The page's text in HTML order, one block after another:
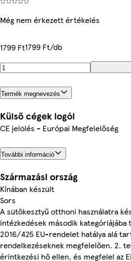
Még nem érkezett értékelés
1799 Ft1799 Ft/db
Termék megnevezés
Külső cégek logói
CE jelölés - Európai Megfelelőség
További információ
Származási ország
Kínában készült
Sors
A sütőkesztyű otthoni használatra
intézkedések második kategóriájába
2016/425 EU-rendelet hatálya alá
rendelkezéseknek megfelelően. 2.
érintkezési hő ellen, és megfelel az